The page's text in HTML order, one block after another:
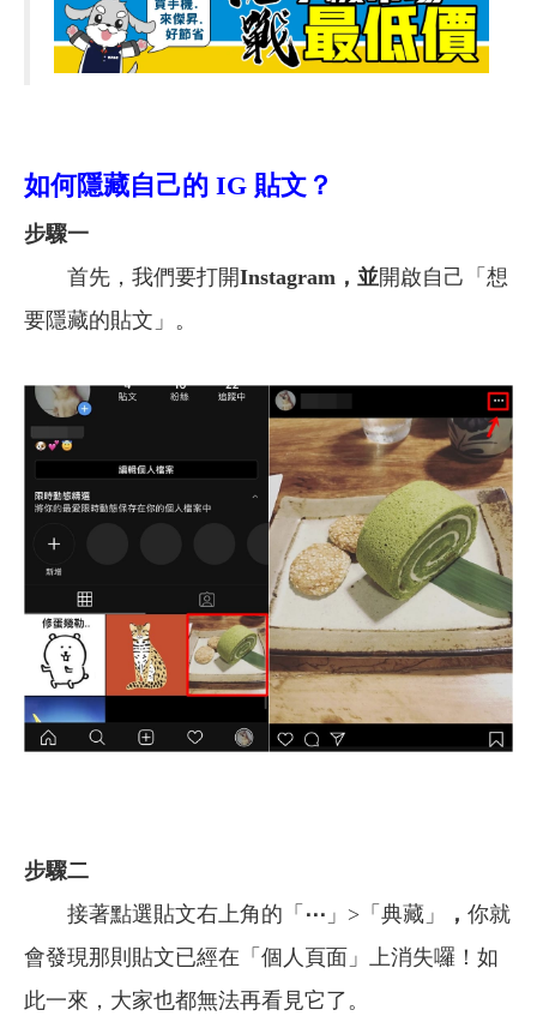
如何隱藏自己的 IG 貼文？
步驟一
首先，我們要打開Instagram ，並開啟自己「想
要隱藏的貼文」。
步驟二
接著點選貼文右上角的「 ⋯ 」>「典藏」 ， 你就
會發現那則貼文已經在「個人頁面」上消失囉！如
此一來，大家也都無法再看見它了。